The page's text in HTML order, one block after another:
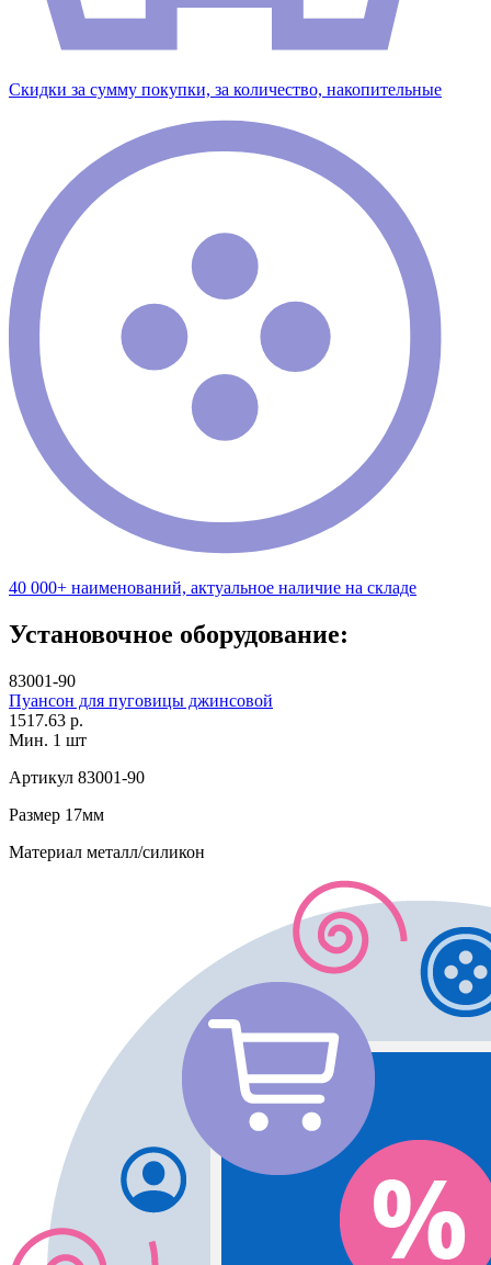
Скидки за сумму покупки, за количество, накопительные
40 000+ наименований, актуальное наличие на складе
Установочное оборудование:
83001-90
Пуансон для пуговицы джинсовой
1517.63 р.
Мин. 1 шт
Артикул 83001-90
Размер 17мм
Материал металл/силикон